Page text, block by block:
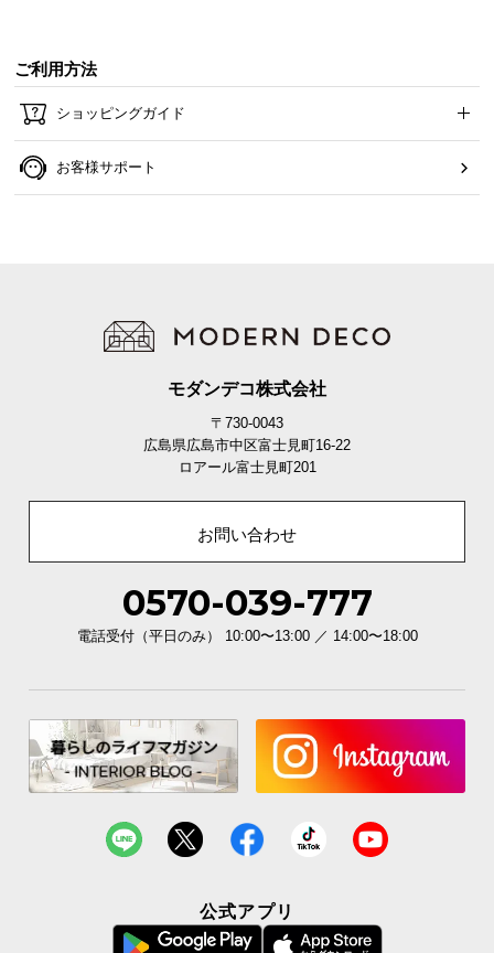
テーブルとの脚部裏面には、フローリングの傷を防
止するフェルトが付属しています。
木目の見た目も引き立てる「面取り加工」は、優し
い触り心地です。
ご利用方法
ショッピングガイド
お客様サポート
モダンデコ株式会社
〒730-0043
広島県広島市中区富士見町16-22
ロアール富士見町201
お問い合わせ
0570-039-777
電話受付（平日のみ） 10:00〜13:00 ／ 14:00〜18:00
公式アプリ